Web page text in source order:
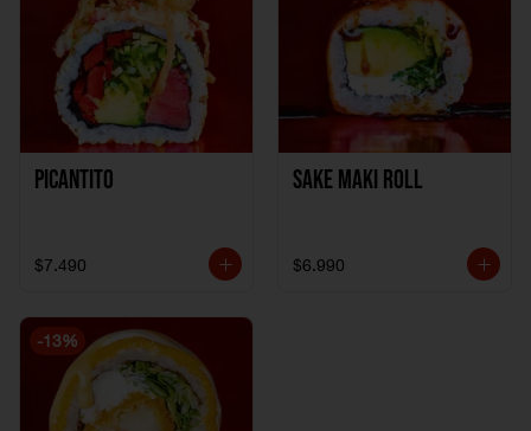
Picantito
$7.490
Sake Maki Roll
$6.990
-13%